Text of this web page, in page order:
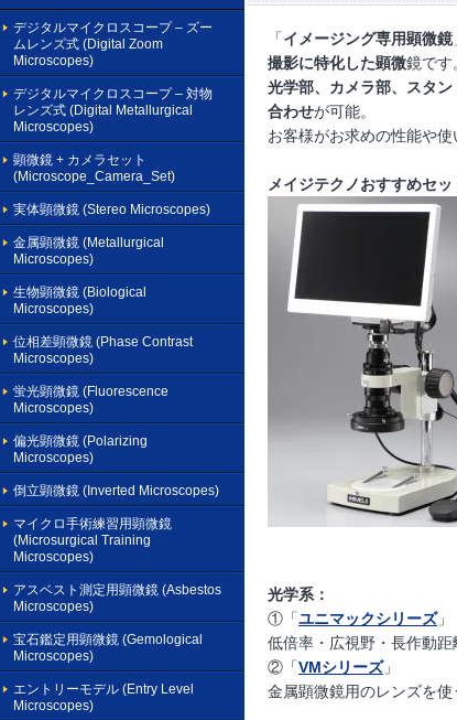
デジタルマイクロスコープ – ズー
ムレンズ式 (Digital Zoom
Microscopes)
デジタルマイクロスコープ – 対物
レンズ式 (Digital Metallurgical
Microscopes)
顕微鏡 + カメラセット
(Microscope_Camera_Set)
実体顕微鏡 (Stereo Microscopes)
金属顕微鏡 (Metallurgical
Microscopes)
生物顕微鏡 (Biological
Microscopes)
位相差顕微鏡 (Phase Contrast
Microscopes)
蛍光顕微鏡 (Fluorescence
Microscopes)
偏光顕微鏡 (Polarizing
Microscopes)
倒立顕微鏡 (Inverted Microscopes)
マイクロ手術練習用顕微鏡
(Microsurgical Training
Microscopes)
アスベスト測定用顕微鏡 (Asbestos
Microscopes)
宝石鑑定用顕微鏡 (Gemological
Microscopes)
エントリーモデル (Entry Level
Microscopes)
「イメージング専用顕微鏡
撮影に特化した顕微鏡です
光学部、カメラ部、スタ
合わせが可能。
お客様がお求めの性能や
メイジテクノおすすめセッ
光学系：
①「ユニマックシリーズ」
低倍率・広視野・長作動
②「VMシリーズ」
金属顕微鏡用のレンズを使